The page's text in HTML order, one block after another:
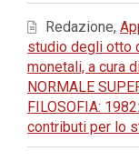
Redazione,
studio degli otto
monetali, a cura
NORMALE
FILOSOFIA:
contributi per lo